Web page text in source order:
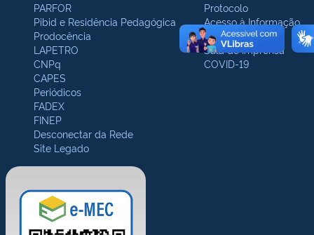
PARFOR
Pibid e Residência Pedagógica
Prodocência
LAPETRO
CNPq
CAPES
Periódicos
FADEX
FINEP
Desconectar da Rede
Site Legado
Protocolo
Acesso à Informação
Ouvidoria
Sala de Imprensa
COVID-19